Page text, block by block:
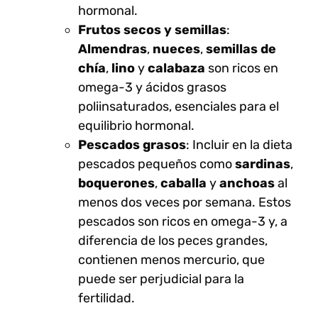
hormonal.
Frutos secos y semillas:
Almendras, nueces,semillas de
chía, linoycalabaza son ricos en
omega-3 y ácidos grasos
poliinsaturados, esenciales para el
equilibrio hormonal.
Pescados grasos: Incluir en la dieta
pescados pequeños comosardinas,
boquerones,caballa yanchoasal
menos dos veces por semana. Estos
pescados son ricos en omega-3 y, a
diferencia de los peces grandes,
contienen menos mercurio, que
puede ser perjudicial para la
fertilidad.